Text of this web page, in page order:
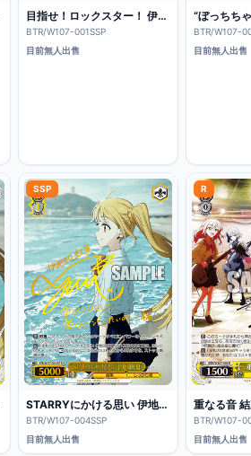
目指せ！ロックスター！ 伊地知虹夏
BTR/W107-001SSP
目前無人出售
“ぼっちち
BTR/W107-
目前無人出售
SSP
STARRYにかける思い 伊地知虹夏
BTR/W107-004SSP
目前無人出售
R
重なる音
BTR/W107-
目前無人出售